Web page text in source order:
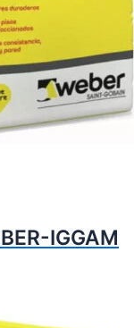
IGGAM